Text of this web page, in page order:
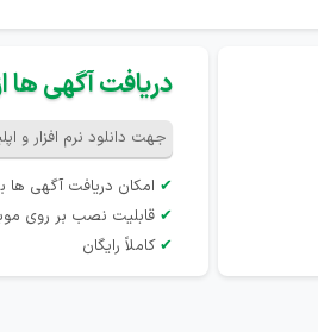
دریافت آگهی ها
جهت دانلود نرم افزار و
✔ امکان دریافت آگهی
✔ قابلیت نصب بر روی
✔ کاملاً رایگان